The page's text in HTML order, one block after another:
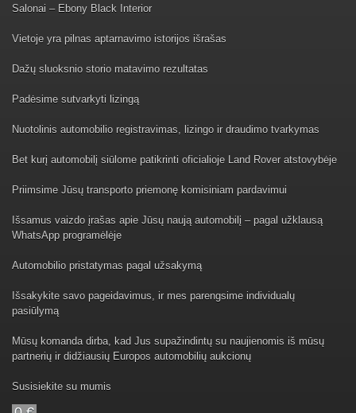
Salonai – Ebony Black Interior
Vietoje yra pilnas aptarnavimo istorijos išrašas
Dažų sluoksnio storio matavimo rezultatas
Padėsime sutvarkyti lizingą
Nuotolinis automobilio registravimas, lizingo ir draudimo tvarkymas
Bet kurį automobilį siūlome patikrinti oficialioje Land Rover atstovybėje
Priimsime Jūsų transporto priemonę komisiniam pardavimui
Išsamus vaizdo įrašas apie Jūsų naują automobilį – pagal užklausą
WhatsApp programėlėje
Automobilio pristatymas pagal užsakymą
Išsakykite savo pageidavimus, ir mes parengsime individualų
pasiūlymą
Mūsų komanda dirba, kad Jus supažindintų su naujienomis iš mūsų
partnerių ir didžiausių Europos automobilių aukcionų
Susisiekite su mumis